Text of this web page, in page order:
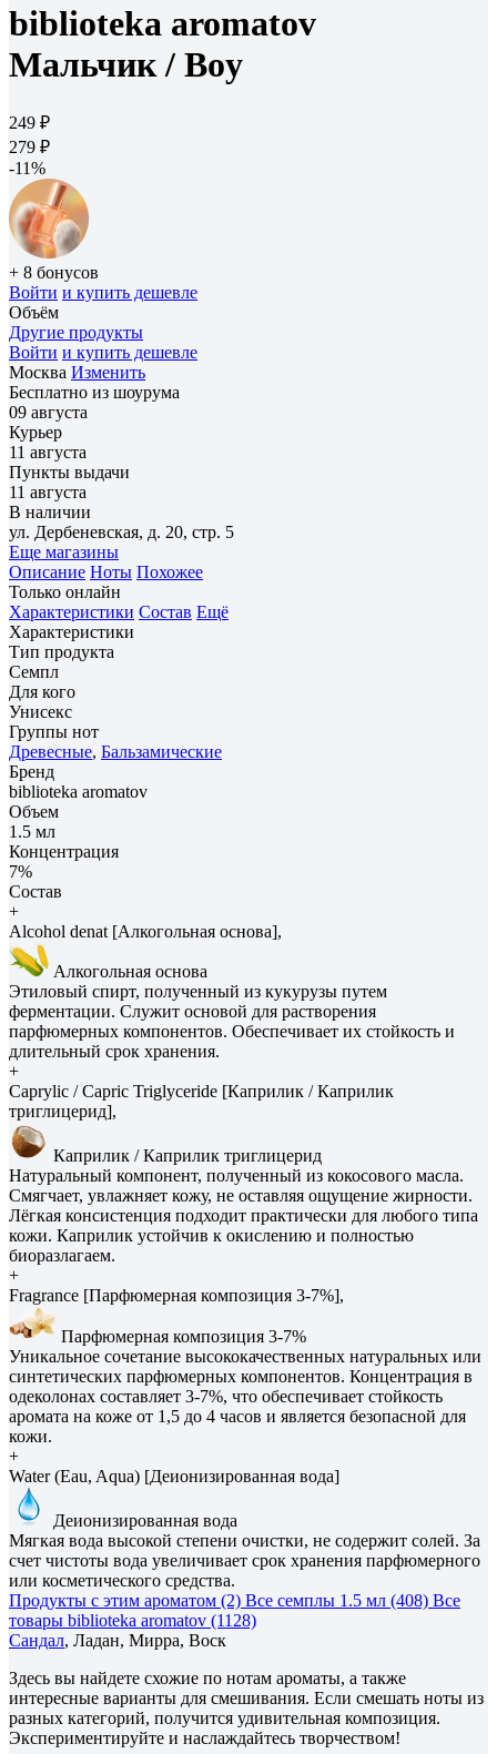
biblioteka aromatov
Мальчик / Boy
249 ₽
279 ₽
-11%
+ 8 бонусов
Войти и купить дешевле
Объём
Другие продукты
Войти и купить дешевле
Москва Изменить
Бесплатно из шоурума
09 августа
Курьер
11 августа
Пункты выдачи
11 августа
В наличии
ул. Дербеневская, д. 20, стр. 5
Еще магазины
Описание Ноты Похожее
Только онлайн
Характеристики Состав Ещё
Характеристики
Тип продукта
Семпл
Для кого
Унисекс
Группы нот
Древесные, Бальзамические
Бренд
biblioteka aromatov
Объем
1.5 мл
Концентрация
7%
Состав
+
Alcohol denat [Алкогольная основа],
Алкогольная основа
Этиловый спирт, полученный из кукурузы путем
ферментации. Служит основой для растворения
парфюмерных компонентов. Обеспечивает их стойкость и
длительный срок хранения.
+
Caprylic / Capric Triglyceride [Каприлик / Каприлик
триглицерид],
Каприлик / Каприлик триглицерид
Натуральный компонент, полученный из кокосового масла.
Смягчает, увлажняет кожу, не оставляя ощущение жирности.
Лёгкая консистенция подходит практически для любого типа
кожи. Каприлик устойчив к окислению и полностью
биоразлагаем.
+
Fragrance [Парфюмерная композиция 3-7%],
Парфюмерная композиция 3-7%
Уникальное сочетание высококачественных натуральных или
синтетических парфюмерных компонентов. Концентрация в
одеколонах составляет 3-7%, что обеспечивает стойкость
аромата на коже от 1,5 до 4 часов и является безопасной для
кожи.
+
Water (Eau, Aqua) [Деионизированная вода]
Деионизированная вода
Мягкая вода высокой степени очистки, не содержит солей. За
счет чистоты вода увеличивает срок хранения парфюмерного
или косметического средства.
Продукты с этим ароматом (2) Все семплы 1.5 мл (408) Все
товары biblioteka aromatov (1128)
Сандал, Ладан, Мирра, Воск
Здесь вы найдете схожие по нотам ароматы, а также
интересные варианты для смешивания. Если смешать ноты из
разных категорий, получится удивительная композиция.
Экспериментируйте и наслаждайтесь творчеством!